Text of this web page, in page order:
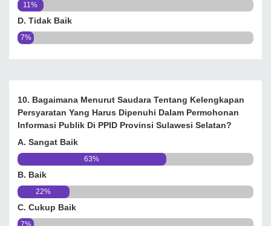
11%
D. Tidak Baik
7%
10. Bagaimana Menurut Saudara Tentang Kelengkapan
Persyaratan Yang Harus Dipenuhi Dalam Permohonan
Informasi Publik Di PPID Provinsi Sulawesi Selatan?
A. Sangat Baik
63%
B. Baik
22%
C. Cukup Baik